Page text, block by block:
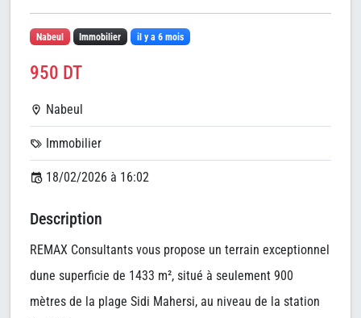
Nabeul Immobilier il y a 6 mois
950 DT
Nabeul
Immobilier
18/02/2026 à 16:02
Description
REMAX Consultants vous propose un terrain exceptionnel
dune superficie de 1433 m², situé à seulement 900
mètres de la plage Sidi Mahersi, au niveau de la station